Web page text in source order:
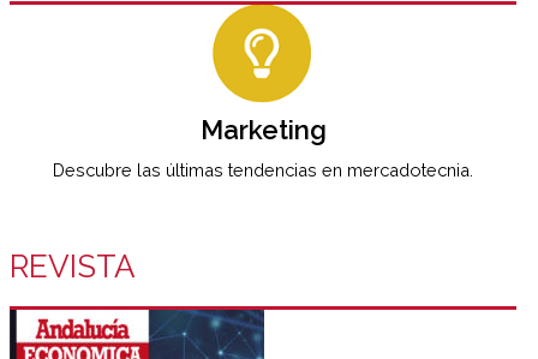
Marketing
Descubre las últimas tendencias en mercadotecnia.
REVISTA